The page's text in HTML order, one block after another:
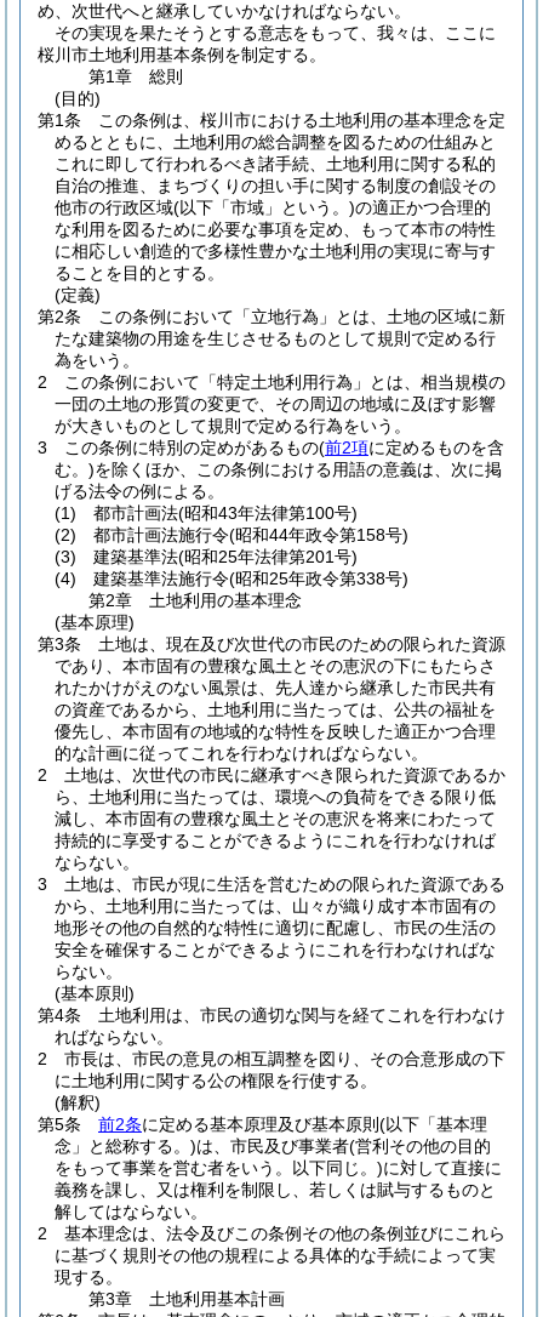
め、次世代へと継承していかなければならない。
その実現を果たそうとする意志をもって、我々は、ここに
桜川市土地利用基本条例を制定する。
第1章
総則
(目的)
第1条
この条例は、桜川市における土地利用の基本理念を定
めるとともに、土地利用の総合調整を図るための仕組みと
これに即して行われるべき諸手続、土地利用に関する私的
自治の推進、まちづくりの担い手に関する制度の創設その
他市の行政区域(以下「市域」という。)の適正かつ合理的
な利用を図るために必要な事項を定め、もって本市の特性
に相応しい創造的で多様性豊かな土地利用の実現に寄与す
ることを目的とする。
(定義)
第2条
この条例において「立地行為」とは、土地の区域に新
たな建築物の用途を生じさせるものとして規則で定める行
為をいう。
2
この条例において「特定土地利用行為」とは、相当規模の
一団の土地の形質の変更で、その周辺の地域に及ぼす影響
が大きいものとして規則で定める行為をいう。
3
この条例に特別の定めがあるもの(前2項に定めるものを含
む。)を除くほか、この条例における用語の意義は、次に掲
げる法令の例による。
(1)
都市計画法(昭和43年法律第100号)
(2)
都市計画法施行令(昭和44年政令第158号)
(3)
建築基準法(昭和25年法律第201号)
(4)
建築基準法施行令(昭和25年政令第338号)
第2章
土地利用の基本理念
(基本原理)
第3条
土地は、現在及び次世代の市民のための限られた資源
であり、本市固有の豊穣な風土とその恵沢の下にもたらさ
れたかけがえのない風景は、先人達から継承した市民共有
の資産であるから、土地利用に当たっては、公共の福祉を
優先し、本市固有の地域的な特性を反映した適正かつ合理
的な計画に従ってこれを行わなければならない。
2
土地は、次世代の市民に継承すべき限られた資源であるか
ら、土地利用に当たっては、環境への負荷をできる限り低
減し、本市固有の豊穣な風土とその恵沢を将来にわたって
持続的に享受することができるようにこれを行わなければ
ならない。
3
土地は、市民が現に生活を営むための限られた資源である
から、土地利用に当たっては、山々が織り成す本市固有の
地形その他の自然的な特性に適切に配慮し、市民の生活の
安全を確保することができるようにこれを行わなければな
らない。
(基本原則)
第4条
土地利用は、市民の適切な関与を経てこれを行わなけ
ればならない。
2
市長は、市民の意見の相互調整を図り、その合意形成の下
に土地利用に関する公の権限を行使する。
(解釈)
第5条
前2条に定める基本原理及び基本原則 (以下「基本理
念」と総称する。)は、市民及び事業者(営利その他の目的
をもって事業を営む者をいう。以下同じ。)に対して直接に
義務を課し、又は権利を制限し、若しくは賦与するものと
解してはならない。
2
基本理念は、法令及びこの条例その他の条例並びにこれら
に基づく規則その他の規程による具体的な手続によって実
現する。
第3章
土地利用基本計画